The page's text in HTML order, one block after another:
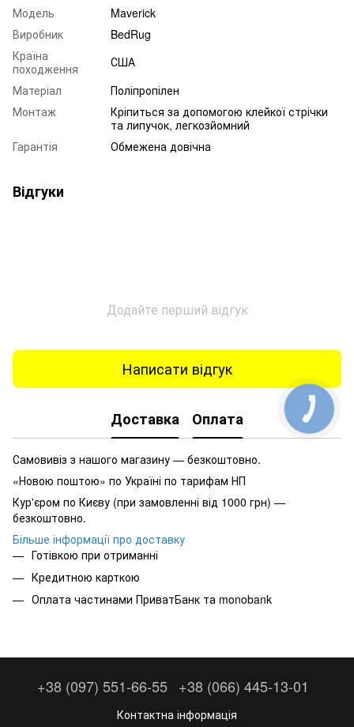
Модель
Maverick
Виробник
BedRug
Країна
походження
США
Матеріал
Поліпропілен
Монтаж
Кріпиться за допомогою клейкої стрічки
та липучок, легкозйомний
Гарантія
Обмежена довічна
Відгуки
Додайте перший відгук
Написати відгук
Доставка Оплата
Самовивіз з нашого магазину — безкоштовно.
«Новою поштою» по Україні по тарифам НП
Кур'єром по Києву (при замовленні від 1000 грн) —
безкоштовно.
Більше інформації про доставку
Готівкою при отриманні
Кредитною карткою
Оплата частинами ПриватБанк та monobank
+38 (097) 551-66-55 +38 (066) 445-13-01
Контактна інформація